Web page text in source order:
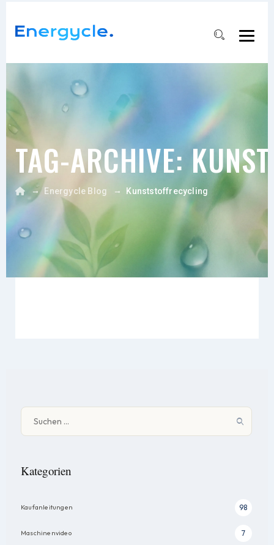
TAG-ARCHIVE:
→ Energycle Blog → Kunststoffrecycling
Kategorien
Kaufanleitungen 98
Maschinenvideo 7